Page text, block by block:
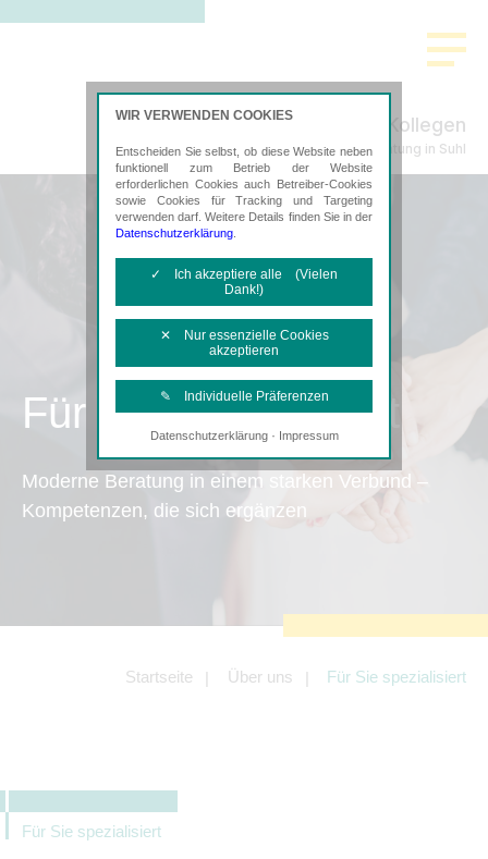
Feldbauer & Kollegen
Steuerberatung in Suhl
Für Sie spezialisiert
Moderne Beratung in einem starken Verbund –
Kompetenzen, die sich ergänzen
Startseite Über uns Für Sie spezialisiert
Für Sie spezialisiert
WIR VERWENDEN COOKIES
Entscheiden Sie selbst, ob diese Website neben
funktionell zum Betrieb der Website
erforderlichen Cookies auch Betreiber-Cookies
sowie Cookies für Tracking und Targeting
verwenden darf. Weitere Details finden Sie in der
Datenschutzerklärung
✓ Ich akzeptiere alle (Vielen
Dank!)
✕ Nur essenzielle Cookies
akzeptieren
✎ Individuelle Präferenzen
Notwendige Cookies
Diese Cookies sind erforderlich, um die
grundlegende Funktionalität der Website
zu sichern.
Angebotes einschließlich der
Angeboten von z.B. Facebook und
LinkedIn.
können.
Datenschutzerklärung· Impressum